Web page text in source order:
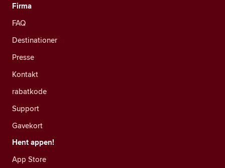
Firma
FAQ
Destinationer
Presse
Kontakt
rabatkode
Support
Gavekort
Hent appen!
App Store